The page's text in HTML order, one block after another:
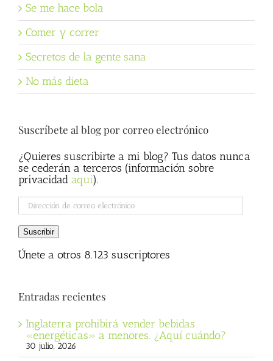
Se me hace bola
Comer y correr
Secretos de la gente sana
No más dieta
Suscríbete al blog por correo electrónico
¿Quieres suscribirte a mi blog? Tus datos nunca
se cederán a terceros (información sobre
privacidad aqui).
Dirección
de
correo
electrónico
Suscribir
Únete a otros 8.123 suscriptores
Entradas recientes
Inglaterra prohibirá vender bebidas
«energéticas» a menores. ¿Aquí cuándo?
30 julio, 2026